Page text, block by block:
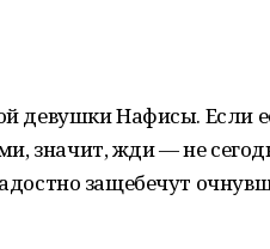
девушки Нафисы. Если
значит, жди — не
защебечут